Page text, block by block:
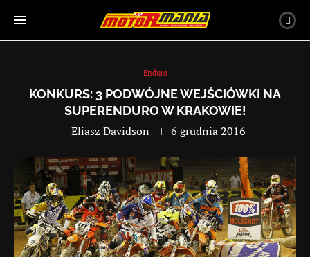
Enduro
KONKURS: 3 PODWÓJNE WEJŚCIÓWKI NA
SUPERENDURO W KRAKOWIE!
-Eliasz Davidson 6 grudnia 2016